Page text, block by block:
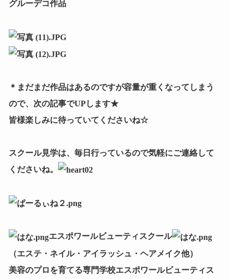
グルーデコ作品
＊まだまだ作品はあるのですが容量が重くなってしまう
ので、次の記事でUPします★
皆様楽しみに待っていてくださいね☆
スクール見学は、毎日行っているので気軽にご連絡して
くださいね。
エスポワールビューティスクール
（エステ・ネイル・アイラッシュ・ヘアメイク他）
美容のプロを育てる専門学校エスポワールビューティス